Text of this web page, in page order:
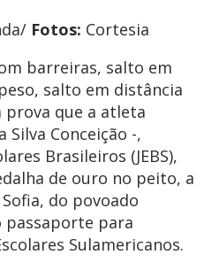
Fotos: Cortesia
barreiras, salto em
salto em distância
prova que a atleta
Silva Conceição -,
Brasileiros (JEBS),
de ouro no peito, a
do povoado
para
Sulamericanos.